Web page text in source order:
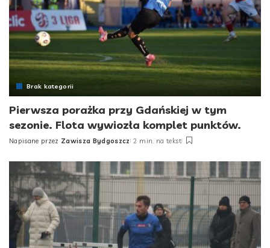
Brak kategorii
Pierwsza porażka przy Gdańskiej w tym
sezonie. Flota wywiozła komplet punktów.
Posted
Napisane przez Zawisza Bydgoszcz 2 min. na tekst